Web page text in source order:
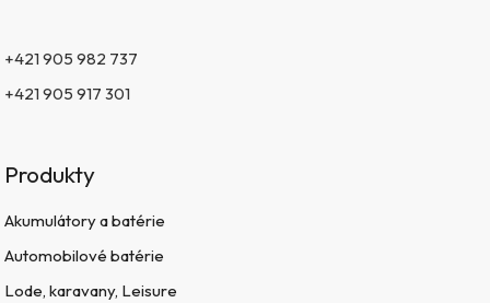
+421 905 982 737
+421 905 917 301
Produkty
Akumulátory a batérie
Automobilové batérie
Lode, karavany, Leisure